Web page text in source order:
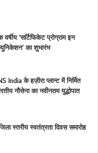
‘सर्टिफिकेट प्रोग्राम इन
का शुभारंभ
India के हज़ीरा प्लान्ट में निर्मित
नौसेना का नवीनतम युद्धोपात
स्तरीय स्वतंत्रता दिवस समारोह